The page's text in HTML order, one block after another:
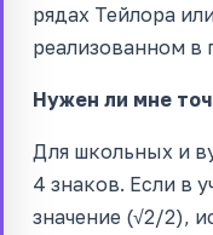
рядах Тейлора
реализованном в
Нужен ли мне
Для школьных и
4 знаков. Если в
значение (√2/2),